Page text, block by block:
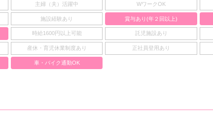
主婦（夫）活躍中 WワークOK
施設経験あり 賞与あり(年２回以上)
時給1600円以上可能 託児施設あり
産休・育児休業制度あり 正社員登用あり
車・バイク通勤OK